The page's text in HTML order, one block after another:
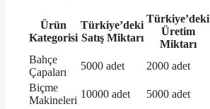
Ürün
Kategorisi
Türkiye’deki
Satış Miktarı
Türkiye’deki
Üretim
Miktarı
Bahçe
Çapaları
5000 adet
2000 adet
Biçme
Makineleri
10000 adet
5000 adet